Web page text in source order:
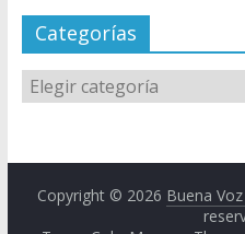
Categorías
Copyright © 2026 Buena